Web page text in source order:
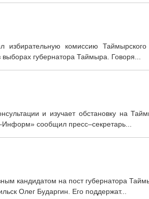
комиссию Таймырского
губернатора Таймыра. Говоря...
и изучает обстановку на
сообщил пресс–секретарь...
кандидатом на пост губернатора
Олег Бударгин. Его поддержат...